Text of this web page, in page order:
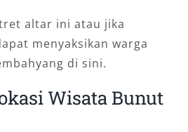
altar ini atau jika
menyaksikan warga
di sini.
Wisata Bunut